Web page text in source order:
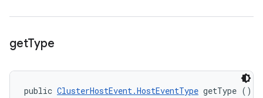
getType
public ClusterHostEvent.HostEventType getType ()